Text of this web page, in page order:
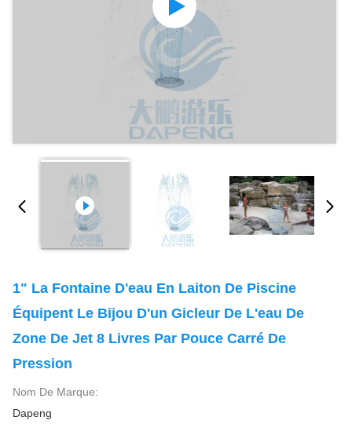
1" La Fontaine D'eau En Laiton De Piscine
Équipent Le Bijou D'un Gicleur De L'eau De
Zone De Jet 8 Livres Par Pouce Carré De
Pression
Nom De Marque:
Dapeng